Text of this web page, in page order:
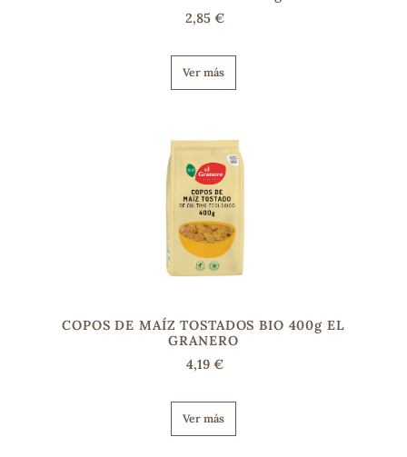
2,85 €
Ver más
COPOS DE MAÍZ TOSTADOS BIO 400g EL
GRANERO
4,19 €
Ver más